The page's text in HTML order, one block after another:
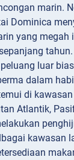
marin.
Dominica
yang megah
luar
dalam
di
Atlantik,
kawasan